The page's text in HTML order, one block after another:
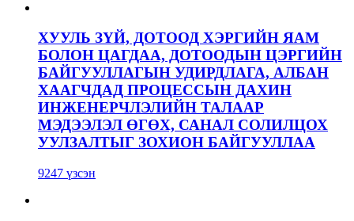
ХУУЛЬ ЗҮЙ, ДОТООД ХЭРГИЙН ЯАМ
БОЛОН ЦАГДАА, ДОТООДЫН ЦЭРГИЙН
БАЙГУУЛЛАГЫН УДИРДЛАГА, АЛБАН
ХААГЧДАД ПРОЦЕССЫН ДАХИН
ИНЖЕНЕРЧЛЭЛИЙН ТАЛААР
МЭДЭЭЛЭЛ ӨГӨХ, САНАЛ СОЛИЛЦОХ
УУЛЗАЛТЫГ ЗОХИОН БАЙГУУЛЛАА
9247 үзсэн